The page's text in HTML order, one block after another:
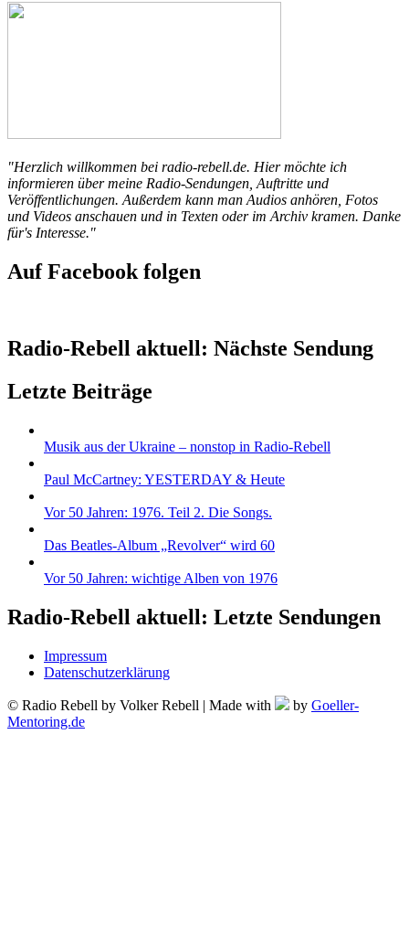
"Herzlich willkommen bei radio-rebell.de. Hier möchte ich
informieren über meine Radio-Sendungen, Auftritte und
Veröffentlichungen. Außerdem kann man Audios anhören, Fotos
und Videos anschauen und in Texten oder im Archiv kramen. Danke
für's Interesse."
Auf Facebook folgen
Radio-Rebell aktuell: Nächste Sendung
Letzte Beiträge
Musik aus der Ukraine – nonstop in Radio-Rebell
Paul McCartney: YESTERDAY & Heute
Vor 50 Jahren: 1976. Teil 2. Die Songs.
Das Beatles-Album „Revolver“ wird 60
Vor 50 Jahren: wichtige Alben von 1976
Radio-Rebell aktuell: Letzte Sendungen
Impressum
Datenschutzerklärung
© Radio Rebell by Volker Rebell | Made with by Goeller-
Mentoring.de